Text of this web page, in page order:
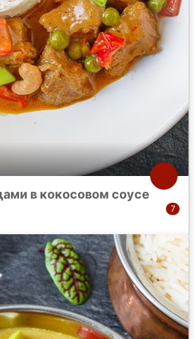
в кокосовом соусе